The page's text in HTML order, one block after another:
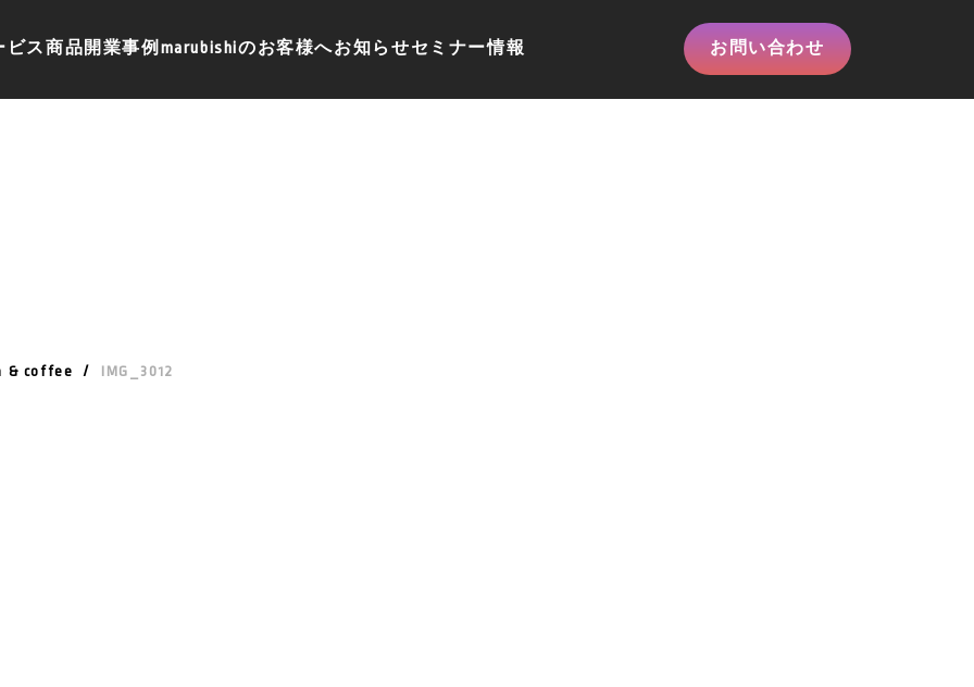
ビス 商品開業事例marubishiのお客様へお知らせセミナー情報 お問い合わせ
& coffee / IMG_3012